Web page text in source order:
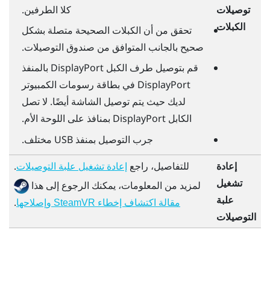
توصيلات
الكبلات
كلا الطرفين.
تحقق من أن الكبلات الصحيحة متصلة بشكل
صحيح بالجانب المتوافق من صندوق التوصيلات.
قم بتوصيل طرف الكبلDisplayPort بالمنفذ
DisplayPort في بطاقة رسومات الكمبيوتر
لديك حيث يتم توصيل الشاشة أيضًا. لا تصل
الكابلDisplayPort بمنافذ على اللوحة الأم.
جرب التوصيل بمنفذ USB مختلف.
إعادة
تشغيل
علبة
التوصيلات
للتفاصيل، راجع إعادة تشغيل علبة التوصيلات.
لمزيد من المعلومات، يمكنك الرجوع إلى هذا
مقالة اكتشاف إخطاء SteamVR وإصلاحها .